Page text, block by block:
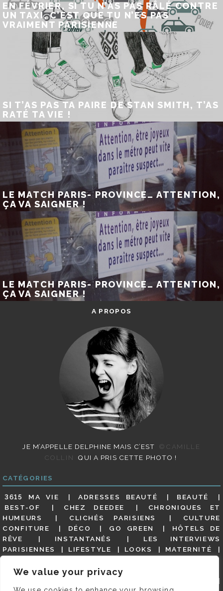
We value your privacy
EN FÉVRIER, SI TU N’AS PAS RÂLÉ CONTRE
UN TAXI, C’EST QUE TU N’ES PAS
VRAIMENT PARISIENNE
SI T’AS PAS TA PAIRE DE STAN SMITH, T’AS
RATÉ TA VIE !
LE MATCH PARIS- PROVINCE… ATTENTION,
ÇA VA SAIGNER !
LE MATCH PARIS- PROVINCE… ATTENTION,
ÇA VA SAIGNER !
A PROPOS
JE M’APPELLE DELPHINE MAIS C’EST
©CAMILLE
COLLIN
QUI A PRIS CETTE PHOTO !
CATÉGORIES
3615 MA VIE ADRESSES BEAUTÉ
BEAUTÉ
BEST-OF
CHEZ DEEDEE
CHRONIQUES ET
HUMEURS
CLICHÉS PARISIENS
CULTURE
CONFITURE
DÉCO GO GREEN
HÔTELS DE
RÊVE
INSTANTANÉS
LES INTERVIEWS
PARISIENNES
LIFESTYLE LOOKS
MATERNITÉ
OLDIES
(BUT GOODIES)
PAR ICI LE MAGOT !